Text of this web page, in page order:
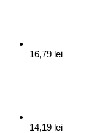
16,79 lei
14,19 lei